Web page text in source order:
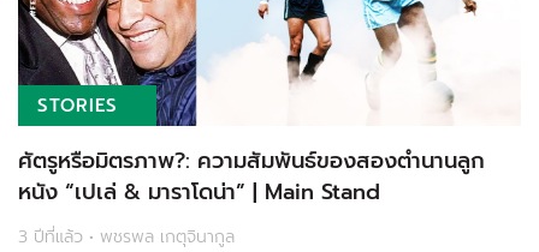
STORIES
ศัตรูหรือมิตรภาพ?: ความสัมพันธ์ของสองตำนานลูก
หนัง “เปเล่ & มาราโดน่า” | Main Stand
3 ปีที่แล้ว • พชรพล เกตุจินากูล